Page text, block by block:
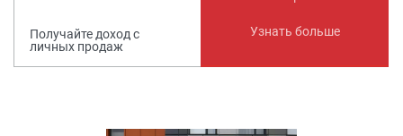
Получайте доход с
личных продаж
Узнать больше